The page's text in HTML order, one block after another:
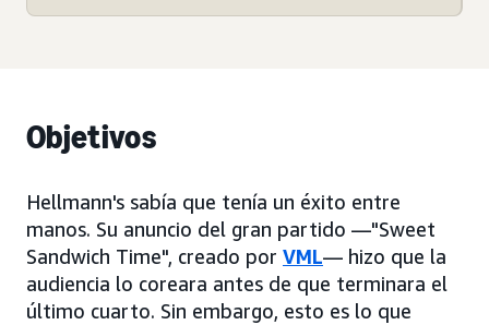
Objetivos
Hellmann's sabía que tenía un éxito entre
manos. Su anuncio del gran partido —"Sweet
Sandwich Time", creado por VML— hizo que la
audiencia lo coreara antes de que terminara el
último cuarto. Sin embargo, esto es lo que